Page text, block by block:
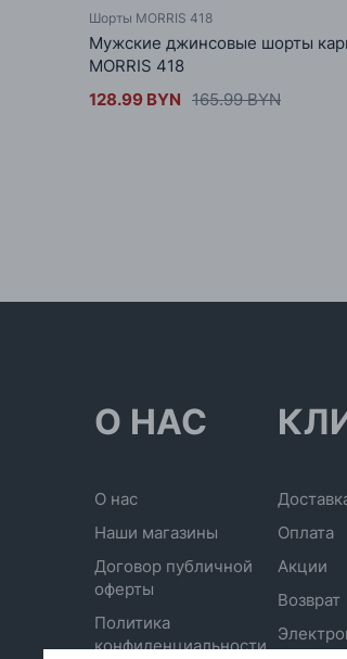
Шорты MORRIS 418
Мужские джинсовые шорты
MORRIS 418
128.99 BYN 165.99 BYN
О НАС
О нас
Наши магазины
Договор публичной
оферты
Политика
конфиденциальности
Оплата
Акции
Возврат